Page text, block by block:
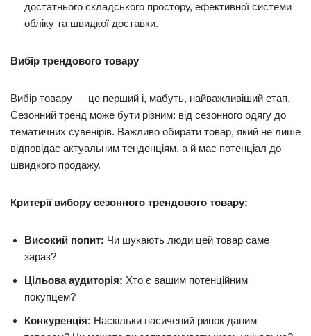
достатнього складського простору, ефективної системи
обліку та швидкої доставки.
Вибір трендового товару
Вибір товару — це перший і, мабуть, найважливіший етап.
Сезонний тренд може бути різним: від сезонного одягу до
тематичних сувенірів. Важливо обирати товар, який не лише
відповідає актуальним тенденціям, а й має потенціал до
швидкого продажу.
Критерії вибору сезонного трендового товару:
Високий попит: Чи шукають люди цей товар саме
зараз?
Цільова аудиторія: Хто є вашим потенційним
покупцем?
Конкуренція: Наскільки насичений ринок даним